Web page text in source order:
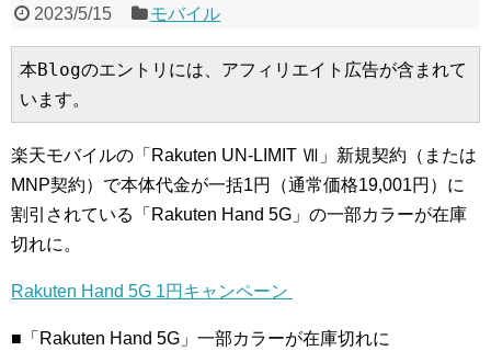
2023/5/15 モバイル
本Blogのエントリには、アフィリエイト広告が含まれて
います。
楽天モバイルの「Rakuten UN-LIMIT Ⅶ」新規契約（または
MNP契約）で本体代金が一括1円（通常価格19,001円）に
割引されている「Rakuten Hand 5G」の一部カラーが在庫
切れに。
Rakuten Hand 5G 1円キャンペーン
■「Rakuten Hand 5G」一部カラーが在庫切れに